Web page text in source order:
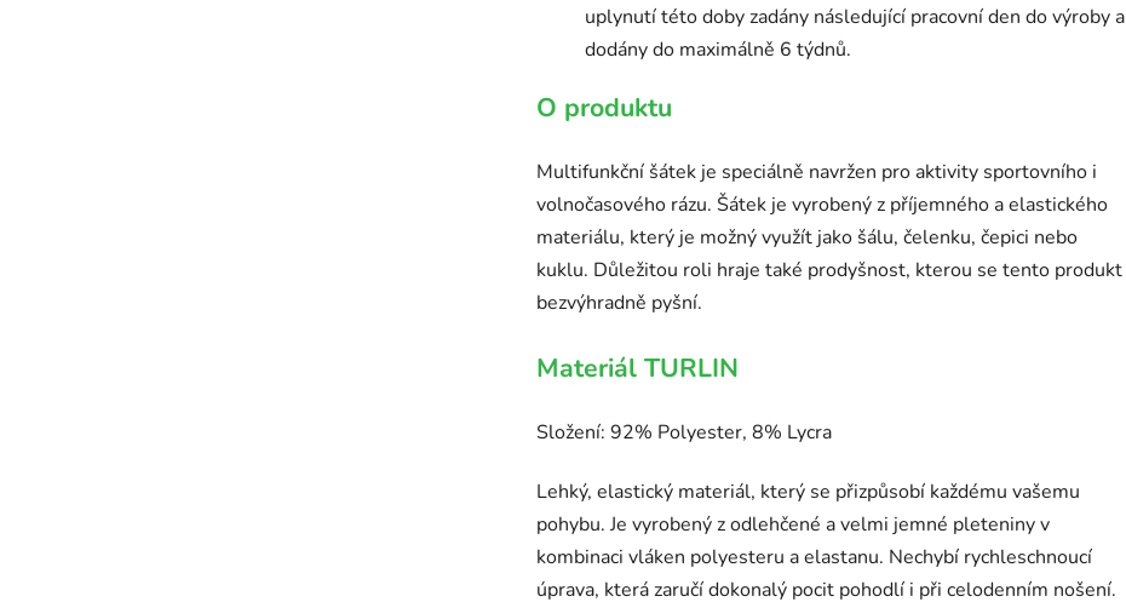
uplynutí této doby zadány následující pracovní den do výroby a
dodány do maximálně 6 týdnů.
O produktu
Multifunkční šátek je speciálně navržen pro aktivity sportovního i
volnočasového rázu. Šátek je vyrobený z příjemného a elastického
materiálu, který je možný využít jako šálu, čelenku, čepici nebo
kuklu. Důležitou roli hraje také prodyšnost, kterou se tento produkt
bezvýhradně pyšní.
Materiál TURLIN
Složení: 92% Polyester, 8% Lycra
Lehký, elastický materiál, který se přizpůsobí každému vašemu
pohybu. Je vyrobený z odlehčené a velmi jemné pleteniny v
kombinaci vláken polyesteru a elastanu. Nechybí rychleschnoucí
úprava, která zaručí dokonalý pocit pohodlí i při celodenním nošení.